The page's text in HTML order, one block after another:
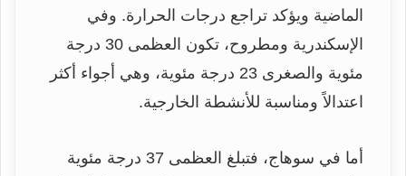
الماضية ويؤكد تراجع درجات الحرارة. وفي
الإسكندرية ومطروح، تكون العظمى 30 درجة
مئوية والصغرى 23 درجة مئوية، وهي أجواء أكثر
اعتدالاً ومناسبة للأنشطة الخارجية.
أما في سوهاج، فتبلغ العظمى 37 درجة مئوية